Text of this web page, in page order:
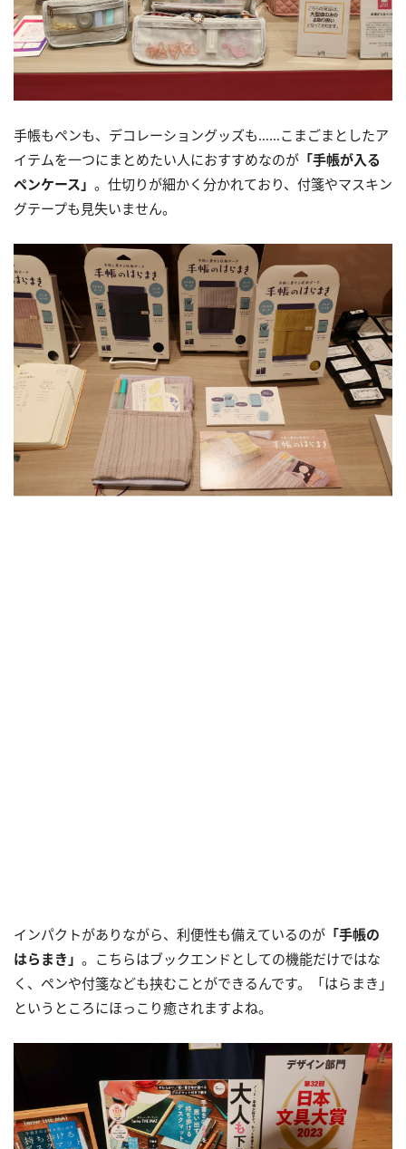
手帳もペンも、デコレーショングッズも……こまごまとしたア
イテムを一つにまとめたい人におすすめなのが 「手帳が入る
ペンケース」 。仕切りが細かく分かれており、付箋やマスキン
グテープも見失いません。
インパクトがありながら、利便性も備えているのが 「手帳の
はらまき」 。こちらはブックエンドとしての機能だけではな
く、ペンや付箋なども挟むことができるんです。「はらまき」
というところにほっこり癒されますよね。